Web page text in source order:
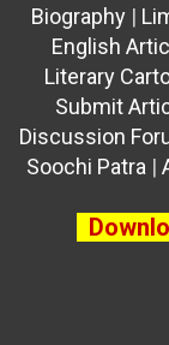
Biography|
English
Literary
Submit
Discussion
Soochi Patra |